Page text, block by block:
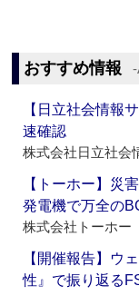
おすすめ情報
【日立社会情報
速確認
株式会社日立社会
【トーホー】災
発電機で万全の
株式会社トーホー
【開催報告】ウ
性』で振り返る